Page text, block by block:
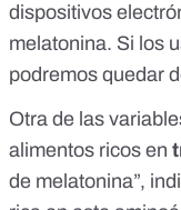
dispositivos
melatonina. Si los
podremos quedar
Otra de las
alimentos ricos en
de melatonina”,